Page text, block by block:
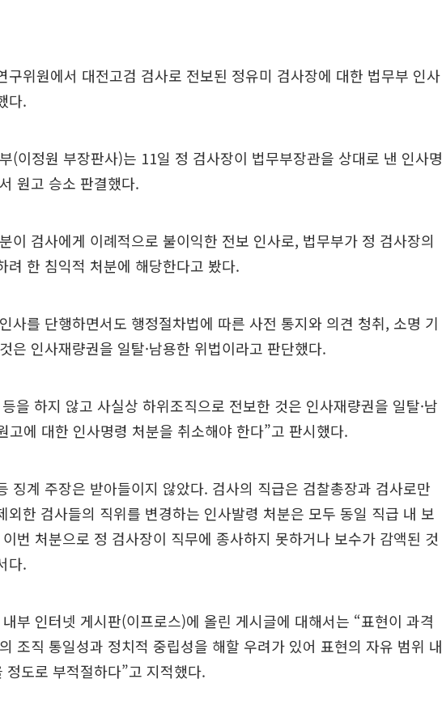
구위원에서 대전고검 검사로 전보된 정유미 검사장에 대한 법무부 인사
다.
(이정원 부장판사)는 11일 정 검사장이 법무부장관을 상대로 낸 인사명
원고 승소 판결했다.
이 검사에게 이례적으로 불이익한 전보 인사로, 법무부가 정 검사장의
려 한 침익적 처분에 해당한다고 봤다.
사를 단행하면서도 행정절차법에 따른 사전 통지와 의견 청취, 소명 기
은 인사재량권을 일탈·남용한 위법이라고 판단했다.
을 하지 않고 사실상 하위조직으로 전보한 것은 인사재량권을 일탈·남
고에 대한 인사명령 처분을 취소해야 한다”고 판시했다.
징계 주장은 받아들이지 않았다. 검사의 직급은 검찰총장과 검사로만
외한 검사들의 직위를 변경하는 인사발령 처분은 모두 동일 직급 내 보
번 처분으로 정 검사장이 직무에 종사하지 못하거나 보수가 감액된 것
다.
부 인터넷 게시판(이프로스)에 올린 게시글에 대해서는 “표현이 과격
조직 통일성과 정치적 중립성을 해할 우려가 있어 표현의 자유 범위 내
정도로 부적절하다”고 지적했다.